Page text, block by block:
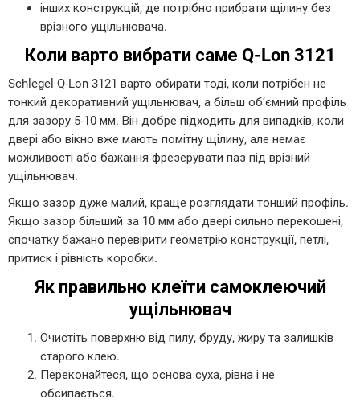
інших конструкцій, де потрібно прибрати щілину без
врізного ущільнювача.
Коли варто вибрати саме Q-Lon 3121
Schlegel Q-Lon 3121 варто обирати тоді, коли потрібен не
тонкий декоративний ущільнювач, а більш об’ємний профіль
для зазору 5-10 мм. Він добре підходить для випадків, коли
двері або вікно вже мають помітну щілину, але немає
можливості або бажання фрезерувати паз під врізний
ущільнювач.
Якщо зазор дуже малий, краще розглядати тонший профіль.
Якщо зазор більший за 10 мм або двері сильно перекошені,
спочатку бажано перевірити геометрію конструкції, петлі,
притиск і рівність коробки.
Як правильно клеїти самоклеючий
ущільнювач
Очистіть поверхню від пилу, бруду, жиру та залишків
старого клею.
Переконайтеся, що основа суха, рівна і не
обсипається.